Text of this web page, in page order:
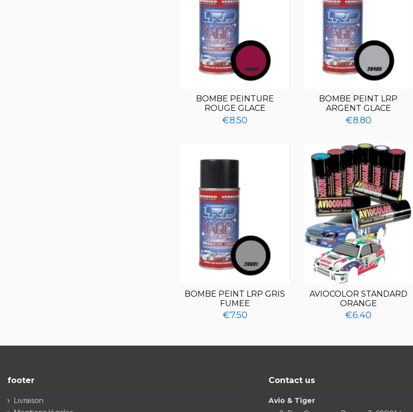
BOMBE PEINTURE
ROUGE GLACE
€8.50
BOMBE PEINT LRP
ARGENT GLACE
€8.80
BOMBE PEINT LRP GRIS
FUMEE
€7.50
AVIOCOLOR STANDARD
ORANGE
€6.40
footer
Livraison
Contact us
Avio & Tiger